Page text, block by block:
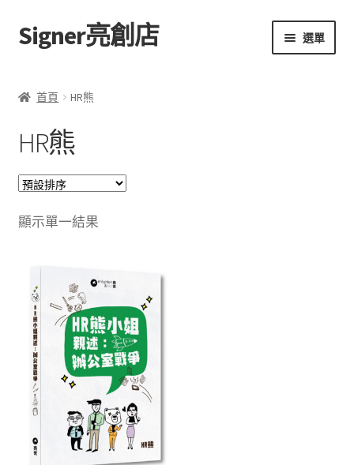
跳
至
覽
跳
至
要
Signer亮創店 選單
學校選書（小學）
網上書店
無紙書
文創
聯絡我們+郵費
海外訂購書籍
首頁 HR熊
HR熊
顯示單一結果